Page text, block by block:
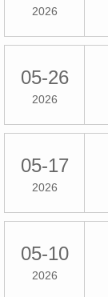
2026
05-26
2026
05-17
2026
05-10
2026